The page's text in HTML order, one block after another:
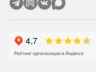
ST –
XE – нет
задач